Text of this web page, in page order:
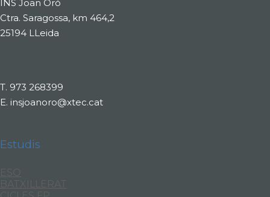
INS Joan Oró
Ctra. Saragossa, km 464,2
25194 LLeida
T. 973 268399
E. insjoanoro@xtec.cat
Estudis
BATXILLERAT